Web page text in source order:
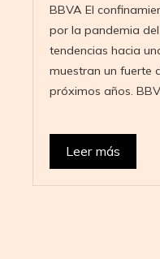
BBVA El
por la pandemia
tendencias hacia
muestran un fuerte
próximos años.
Leer más